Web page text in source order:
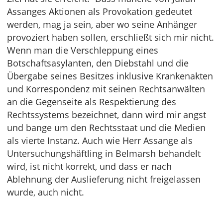
Assanges Aktionen als Provokation gedeutet
werden, mag ja sein, aber wo seine Anhänger
provoziert haben sollen, erschließt sich mir nicht.
Wenn man die Verschleppung eines
Botschaftsasylanten, den Diebstahl und die
Übergabe seines Besitzes inklusive Krankenakten
und Korrespondenz mit seinen Rechtsanwälten
an die Gegenseite als Respektierung des
Rechtssystems bezeichnet, dann wird mir angst
und bange um den Rechtsstaat und die Medien
als vierte Instanz. Auch wie Herr Assange als
Untersuchungshäftling in Belmarsh behandelt
wird, ist nicht korrekt, und dass er nach
Ablehnung der Auslieferung nicht freigelassen
wurde, auch nicht.